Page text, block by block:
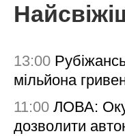
13:00
мільйона
11:00 ЛОВА:
дозволити